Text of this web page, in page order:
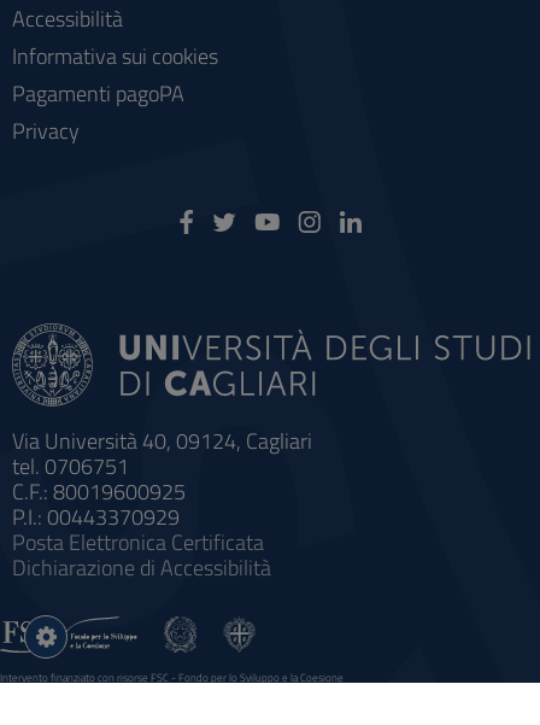
Via Università 40, 09124, Cagliari
tel. 0706751
C.F.: 80019600925
P.I.: 00443370929
Posta Elettronica Certificata
Dichiarazione di Accessibilità
Accessibilità
Informativa sui cookies
Pagamenti pagoPA
Privacy
Intervento finanziato con risorse FSC - Fondo per lo Sviluppo e la Coesione
Impostazioni
cookie